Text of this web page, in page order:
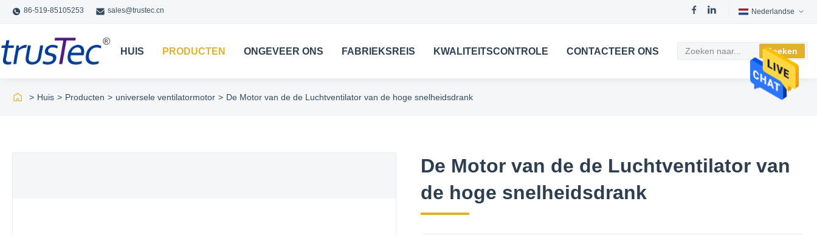
86-519-85105253 sales@trustec.cn Nederlandse
HUIS PRODUCTEN ONGEVEER ONS FABRIEKSREIS KWALITEITSCONTROLE CONTACTEER ONS Zoeken
> Huis > Producten > universele ventilatormotor > De Motor van de de Luchtventilator van de hoge snelheidsdrank
De Motor van de de Luchtventilator van
de hoge snelheidsdrank